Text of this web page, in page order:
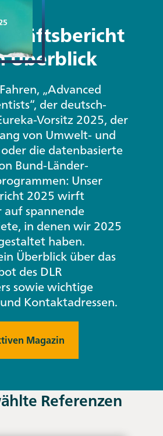
Überblick
„Advanced
der deutsch-
Vorsitz 2025, der
von Umwelt- und
die datenbasierte
Bund-Länder-
Unser
2025 wirft
auf spannende
in denen wir 2025
haben.
Überblick über das
des DLR
sowie wichtige
Kontaktadressen.
Magazin
Referenzen